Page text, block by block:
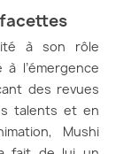
à son rôle
l’émergence
des revues
talents et en
Mushi